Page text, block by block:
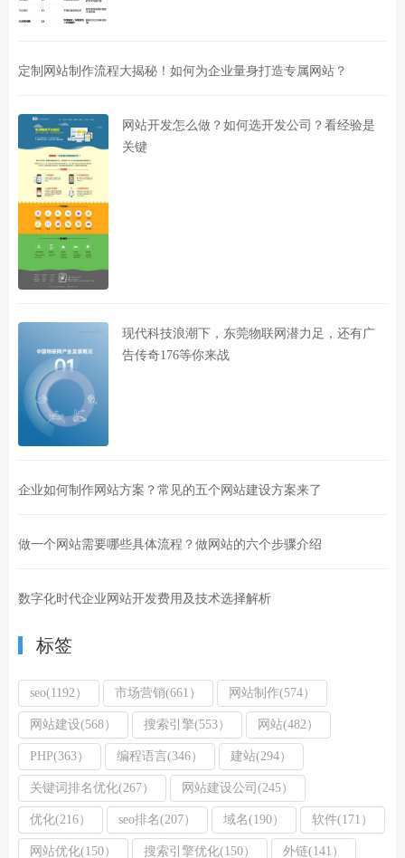
定制网站制作流程大揭秘！如何为企业量身打造专属网站？
网站开发怎么做？如何选开发公司？看经验是
关键
现代科技浪潮下，东莞物联网潜力足，还有广
告传奇176等你来战
企业如何制作网站方案？常见的五个网站建设方案来了
做一个网站需要哪些具体流程？做网站的六个步骤介绍
数字化时代企业网站开发费用及技术选择解析
标签
seo(1192） 市场营销(661） 网站制作(574）
网站建设(568） 搜索引擎(553） 网站(482）
PHP(363） 编程语言(346） 建站(294）
关键词排名优化(267） 网站建设公司(245）
优化(216） seo排名(207） 域名(190） 软件(171）
网站优化(150） 搜索引擎优化(150） 外链(141）